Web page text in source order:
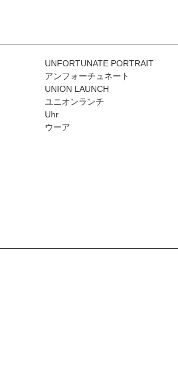
UNFORTUNATE PORTRAIT
アンフォーチュネート
UNION LAUNCH
ユニオンランチ
Uhr
ウーア